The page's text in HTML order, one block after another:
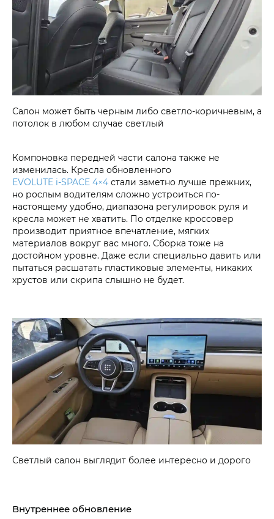
Салон может быть черным либо светло-коричневым, а
потолок в любом случае светлый
Компоновка передней части салона также не
изменилась. Кресла обновленного
EVOLUTE i‑SPACE 4×4 стали заметно лучше прежних,
но рослым водителям сложно устроиться по-
настоящему удобно, диапазона регулировок руля и
кресла может не хватить. По отделке кроссовер
производит приятное впечатление, мягких
материалов вокруг вас много. Сборка тоже на
достойном уровне. Даже если специально давить или
пытаться расшатать пластиковые элементы, никаких
хрустов или скрипа слышно не будет.
Светлый салон выглядит более интересно и дорого
Внутреннее обновление